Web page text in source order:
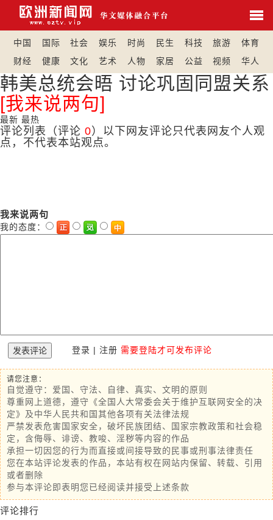
中国 国际 社会 娱乐 时尚 民生 科技 旅游
体育
财经
健康 文化 艺术 人物 家居 公益 视频 华人
韩美总统会晤 讨论巩固同盟关系
[我来说两句]
最新 最热
评论列表 （评论 0）以下网友评论只代表网友个人观
点，不代表本站观点。
我来说两句
我的态度：
登录 | 注册 需要登陆才可发布评论
请您注意：
自觉遵守：爱国、守法、自律、真实、文明的原则
尊重网上道德，遵守《全国人大常委会关于维护互联网安全的决
定》及中华人民共和国其他各项有关法律法规
严禁发表危害国家安全，破坏民族团结、国家宗教政策和社会稳
定，含侮辱、诽谤、教唆、淫秽等内容的作品
承担一切因您的行为而直接或间接导致的民事或刑事法律责任
您在本站评论发表的作品，本站有权在网站内保留、转载、引用
或者删除
参与本评论即表明您已经阅读并接受上述条款
评论排行